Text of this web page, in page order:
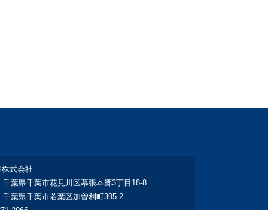
式会社
千葉県千葉市花見川区幕張本郷3丁目18‐8
千葉県千葉市若葉区加曽利町395-2